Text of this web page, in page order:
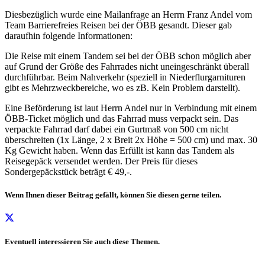
Diesbezüglich wurde eine Mailanfrage an Herrn Franz Andel vom
Team Barrierefreies Reisen bei der ÖBB gesandt. Dieser gab
daraufhin folgende Informationen:
Die Reise mit einem Tandem sei bei der ÖBB schon möglich aber
auf Grund der Größe des Fahrrades nicht uneingeschränkt überall
durchführbar. Beim Nahverkehr (speziell in Niederflurgarnituren
gibt es Mehrzweckbereiche, wo es zB. Kein Problem darstellt).
Eine Beförderung ist laut Herrn Andel nur in Verbindung mit einem
ÖBB-Ticket möglich und das Fahrrad muss verpackt sein. Das
verpackte Fahrrad darf dabei ein Gurtmaß von 500 cm nicht
überschreiten (1x Länge, 2 x Breit 2x Höhe = 500 cm) und max. 30
Kg Gewicht haben. Wenn das Erfüllt ist kann das Tandem als
Reisegepäck versendet werden. Der Preis für dieses
Sondergepäckstück beträgt € 49,-.
Wenn Ihnen dieser Beitrag gefällt, können Sie diesen gerne teilen.
Eventuell interessieren Sie auch diese Themen.